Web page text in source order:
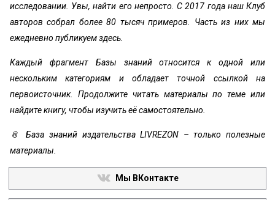
исследовании. Увы, найти его непросто. С 2017 года наш Клуб
авторов собрал более 80 тысяч примеров. Часть из них мы
ежедневно публикуем здесь.
Каждый фрагмент Базы знаний относится к одной или
нескольким категориям и обладает точной ссылкой на
первоисточник. Продолжите читать материалы по теме или
найдите книгу, чтобы изучить её самостоятельно.
📎 База знаний издательства LIVREZON – только полезные
материалы.
Мы ВКонтакте